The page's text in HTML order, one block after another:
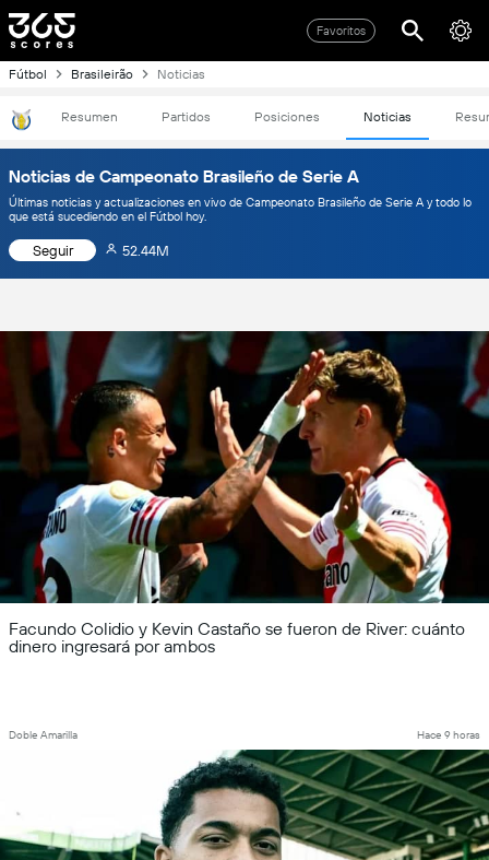
Favoritos
Fútbol Brasileirão Noticias
Resumen Partidos Posiciones Noticias
Noticias de Campeonato Brasileño de Serie A
Últimas noticias y actualizaciones en vivo de Campeonato Brasileño de Serie A y todo lo
que está sucediendo en el Fútbol hoy.
Seguir 52.44M
Facundo Colidio y Kevin Castaño se fueron de River: cuánto
dinero ingresará por ambos
Doble Amarilla Hace 9 horas